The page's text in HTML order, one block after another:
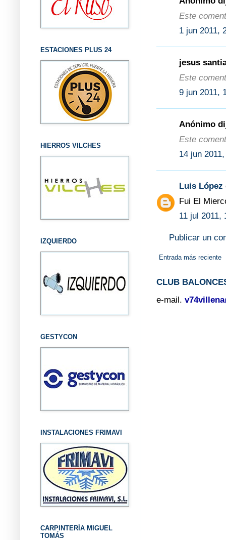
Este
1 jun 2011,
jesus
Este
9 jun 2011,
Anónimo
Este
14 jun
Luis López
Fui El
11 jul 2011,
Publicar un
Entrada más reciente
CLUB
e-mail.
ESTACIONES PLUS 24
HIERROS VILCHES
IZQUIERDO
GESTYCON
INSTALACIONES FRIMAVI
CARPINTERÍA MIGUEL
TOMÁS